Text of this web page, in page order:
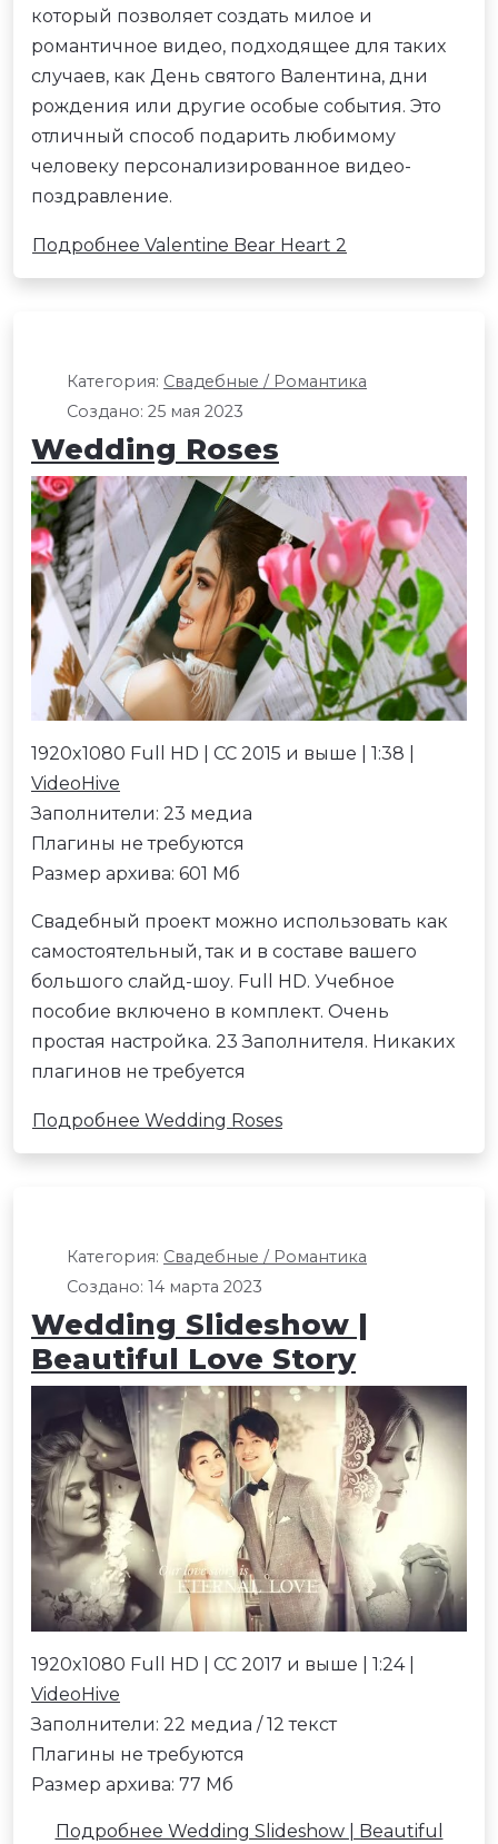
который позволяет создать милое и
романтичное видео, подходящее для таких
случаев, как День святого Валентина, дни
рождения или другие особые события. Это
отличный способ подарить любимому
человеку персонализированное видео-
поздравление.
Подробнее Valentine Bear Heart 2
Категория: Свадебные / Романтика
Создано: 25 мая 2023
Wedding Roses
1920x1080 Full HD | CC 2015 и выше | 1:38 |
VideoHive
Заполнители: 23 медиа
Плагины не требуются
Размер архива: 601 Мб
Свадебный проект можно использовать как
самостоятельный, так и в составе вашего
большого слайд-шоу. Full HD. Учебное
пособие включено в комплект. Очень
простая настройка. 23 Заполнителя. Никаких
плагинов не требуется
Подробнее Wedding Roses
Категория: Свадебные / Романтика
Создано: 14 марта 2023
Wedding Slideshow |
Beautiful Love Story
1920x1080 Full HD | CC 2017 и выше | 1:24 |
VideoHive
Заполнители: 22 медиа / 12 текст
Плагины не требуются
Размер архива: 77 Мб
Подробнее Wedding Slideshow | Beautiful